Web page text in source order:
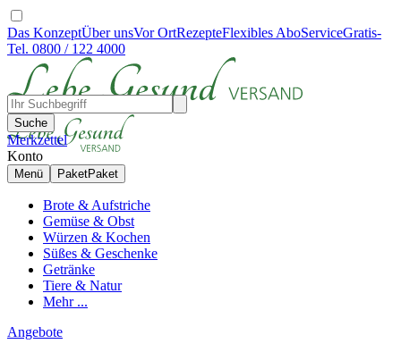
Das KonzeptÜber unsVor OrtRezepteFlexibles AboServiceGratis-
Tel. 0800 / 122 4000
Suche
Merkzettel
Konto
Menü PaketPaket
Brote & Aufstriche
Gemüse & Obst
Würzen & Kochen
Süßes & Geschenke
Getränke
Tiere & Natur
Mehr ...
Angebote